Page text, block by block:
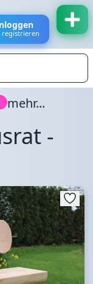
registrieren
mehr...
-